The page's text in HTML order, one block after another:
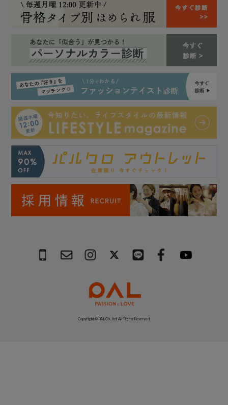
Copyright © PAL Co.,ltd. All Rights Reserved.